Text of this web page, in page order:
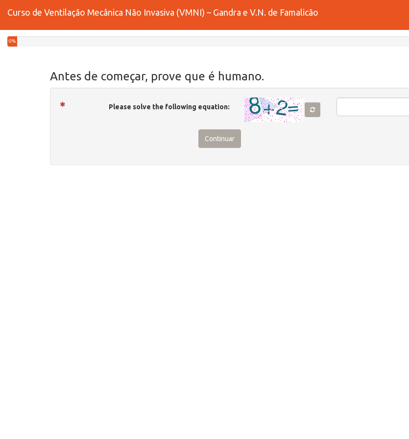
Curso de Ventilação Mecânica Não Invasiva (VMNI) – Gandra e V.N. de Famalicão
0%
Antes de começar, prove que é humano.
Please solve the following equation:( Obrigatório )
Continuar